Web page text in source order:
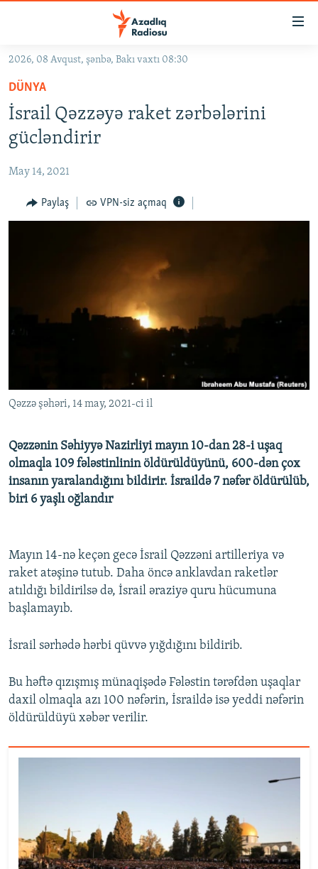
Əsas
qayıt
Əsas
naviqasiyaya
qayıt
#İZAHLA
KORRUPSIOMETR
#ƏSLINDƏ
FƏRQƏ BAX
QANUNI DOĞRU
FOTOQALEREYA
AZƏRBAYCAN ƏDƏBIYYATI KITABXANASI
İZ - MƏDƏNIYYƏT PROQRAMI
HAQQIMIZDA
PEŞƏ ETIKASI VƏ JURNALISTIKA STANDARTLARIMIZ
MATERIALLARIMIZDAN ISTIFADƏ
AZADLIQRADIOSU MOBIL TELEFONUNUZDA
XƏBƏR BÜLLETENLƏRIMIZ
RFE/RL-in bütün saytları
2026, 08 Avqust, şənbə, Bakı vaxtı 08:30
DÜNYA
İsrail Qəzzəyə raket zərbələrini
gücləndirir
May 14, 2021
Paylaş VPN-siz açmaq
Qəzzə şəhəri, 14 may, 2021-ci il
Qəzzənin Səhiyyə Nazirliyi mayın 10-dan 28-i uşaq
olmaqla 109 fələstinlinin öldürüldüyünü, 600-dən çox
insanın yaralandığını bildirir. İsraildə 7 nəfər öldürülüb,
biri 6 yaşlı oğlandır
Mayın 14-nə keçən gecə İsrail Qəzzəni artilleriya və
raket atəşinə tutub. Daha öncə anklavdan raketlər
atıldığı bildirilsə də, İsrail əraziyə quru hücumuna
başlamayıb.
İsrail sərhədə hərbi qüvvə yığdığını bildirib.
Bu həftə qızışmış münaqişədə Fələstin tərəfdən uşaqlar
daxil olmaqla azı 100 nəfərin, İsraildə isə yeddi nəfərin
öldürüldüyü xəbər verilir.